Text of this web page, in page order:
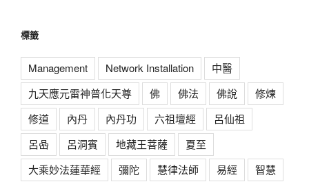
標籤
Management Network Installation
中醫
九天應元雷神普化天尊
佛 佛法 佛說
修煉
修道
內丹 內丹功 六祖壇經
呂仙祖
呂喦
呂洞賓 地藏王菩薩
夏至
大乘妙法蓮華經
彌陀 慧律法師 易經
智慧